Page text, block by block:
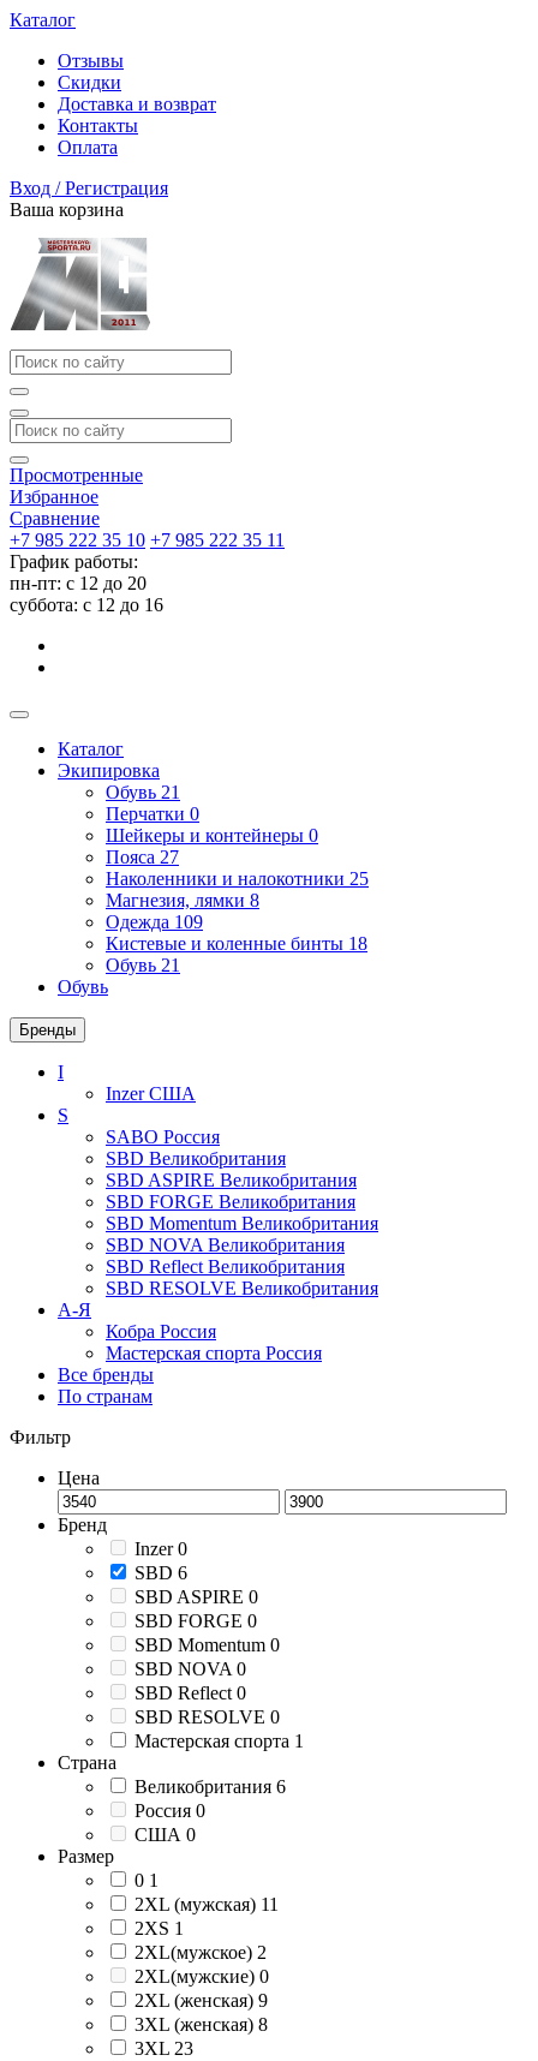
Каталог
Отзывы
Скидки
Доставка и возврат
Контакты
Оплата
Вход / Регистрация
Ваша корзина
Просмотренные
Избранное
Сравнение
+7 985 222 35 10 +7 985 222 35 11
График работы:
пн-пт: с 12 до 20
суббота: c 12 до 16
Каталог
Экипировка
Обувь 21
Перчатки 0
Шейкеры и контейнеры 0
Пояса 27
Наколенники и налокотники 25
Магнезия, лямки 8
Одежда 109
Кистевые и коленные бинты 18
Обувь 21
Обувь
Бренды
I
InzerСША
S
SABO Россия
SBD Великобритания
SBD ASPIRE Великобритания
SBD FORGE Великобритания
SBD Momentum Великобритания
SBD NOVA Великобритания
SBD Reflect Великобритания
SBD RESOLVE Великобритания
А-Я
Кобра Россия
Мастерская спорта Россия
Все бренды
По странам
Фильтр
Цена
Бренд
Inzer 0
SBD 6
SBD ASPIRE 0
SBD FORGE 0
SBD Momentum 0
SBD NOVA 0
SBD Reflect 0
SBD RESOLVE 0
Мастерская спорта 1
Страна
Великобритания 6
Россия 0
США 0
Размер
0 1
2XL (мужская) 11
2XS 1
2XL(мужское) 2
2XL(мужские) 0
2XL (женская) 9
3XL (женская) 8
3XL 23